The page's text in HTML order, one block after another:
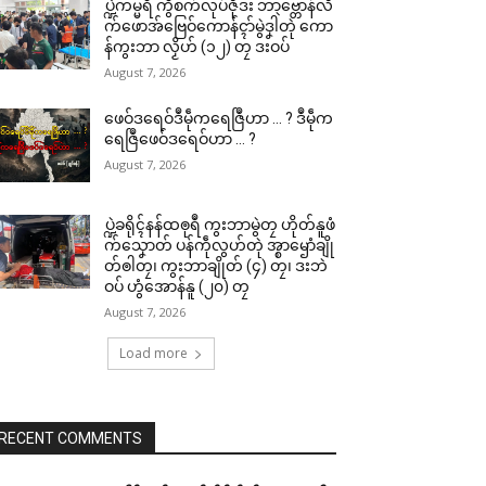
ပ္ဍဲကမ္မရဳ ကွဳစက်လုပ်ဇီုဒး ဘာဗ္တောန်လိ
က်ဖောအ်ဗြေဝ်ကောန်ၚာ်မွဲဒၞါဲတုဲ ကော
န်ကွးဘာ လၟိဟ် (၁၂) တၠ ဒးဝပ်
August 7, 2026
ဖေဝ်ဒရေဝ်ဒဳမဵုကရေဇြဳဟာ … ? ဒဳမဵုက
ရေဇြဳဖေဝ်ဒရေဝ်ဟာ … ?
August 7, 2026
ပ္ဍဲခရိုၚ်နန်ထၜုရဳ ကွးဘာမွဲတၠ ဟိုတ်နူဖံ
က်သၞောတ် ပန်ကဵုလွဟ်တုဲ အ္စာၝောံချို
တ်ၜါတၠ၊ ကွးဘာချိုတ် (၄) တၠ၊ ဒးဘဲ
ဝပ် ဟွံအောန်နူ (၂၀) တၠ
August 7, 2026
Load more
COMMENTS